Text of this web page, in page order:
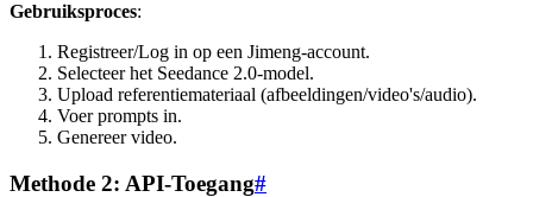
Gebruiksproces:
Registreer/Log in op een Jimeng-account.
Selecteer het Seedance 2.0-model.
Upload referentiemateriaal (afbeeldingen/video's/audio).
Voer prompts in.
Genereer video.
Methode 2: API-Toegang#